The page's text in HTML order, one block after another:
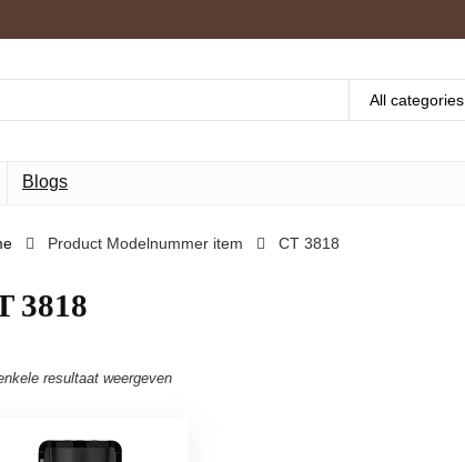
All categories
Blogs
Product Modelnummer item ‎CT 3818
3818
resultaat weergeven